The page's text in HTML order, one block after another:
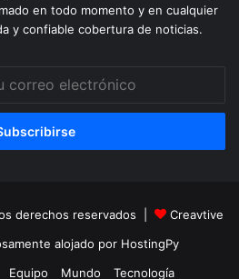
en todo momento y en cualquier
y confiable cobertura de noticias.
derechos reservados |
Creavtive
alojado por HostingPy
Equipo Mundo Tecnología